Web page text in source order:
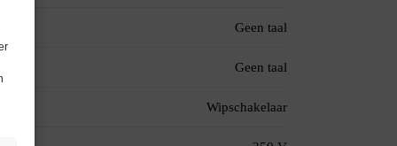
Geen taal
Geen taal
Wipschakelaar